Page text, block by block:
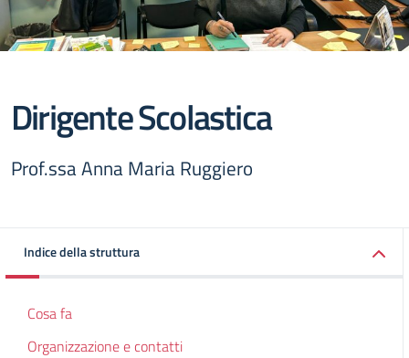
Dirigente Scolastica
Prof.ssa Anna Maria Ruggiero
Indice della struttura
Cosa fa
Organizzazione e contatti